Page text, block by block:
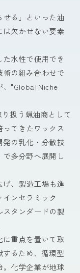
せる」といった油
は欠かせない要素
水性で使用でき
術の組み合わせで
、"Global Niche
扱う蝋油商として
てきたワックス
発の乳化・分散技
多分野へ展開し
げ、製造工場も進
ンセラミック
スタンダードの製
に重点を置いて取
するため、循環型
化学企業が地球